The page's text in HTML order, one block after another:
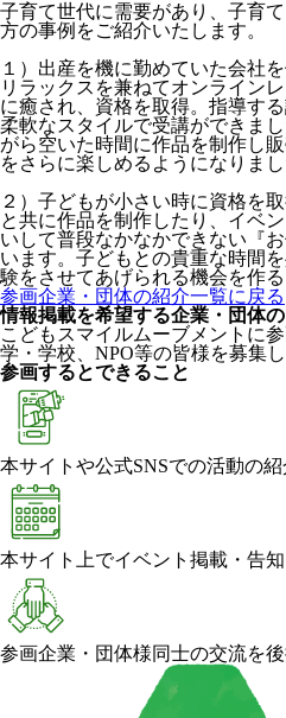
子育て世代に需要があり、子育
方の事例をご紹介いたします。
１）出産を機に勤めていた会社
リラックスを兼ねてオンライン
に癒され、資格を取得。指導す
柔軟なスタイルで受講ができま
がら空いた時間に作品を制作し
をさらに楽しめるようになりまし
２）子どもが小さい時に資格を
と共に作品を制作したり、イベ
いして普段なかなかできない『
います。子どもとの貴重な時間
験をさせてあげられる機会を作る
参画企業・団体の紹介一覧に戻る
情報掲載を希望する企業・団体
こどもスマイルムーブメントに
学・学校、NPO等の皆様を募集し
参画するとできること
本サイトや公式SNSでの活動の紹
本サイト上でイベント掲載・告知
参画企業・団体様同士の交流を